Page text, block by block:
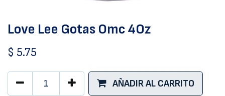
Love Lee Gotas Omc 4Oz
$ 5.75
AÑADIR AL CARRITO